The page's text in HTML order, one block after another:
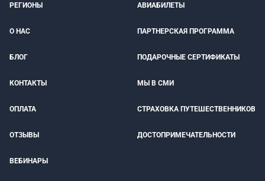
РЕГИОНЫ АВИАБИЛЕТЫ
О НАС ПАРТНЕРСКАЯ ПРОГРАММА
БЛОГ ПОДАРОЧНЫЕ СЕРТИФИКАТЫ
КОНТАКТЫ МЫ В СМИ
ОПЛАТА СТРАХОВКА ПУТЕШЕСТВЕННИКОВ
ОТЗЫВЫ ДОСТОПРИМЕЧАТЕЛЬНОСТИ
ВЕБИНАРЫ